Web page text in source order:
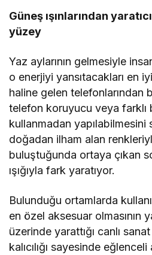
Güneş ışınlarından
yüzey
Yaz aylarının gelmesiyle
o enerjiyi yansıtacakları en
haline gelen telefonlarından
telefon koruyucu veya farklı
kullanmadan yapılabilmesini
doğadan ilham alan
buluştuğunda ortaya çıkan
ışığıyla fark yaratıyor.
Bulunduğu ortamlarda
en özel aksesuar olmasının
üzerinde yarattığı canlı
kalıcılığı sayesinde